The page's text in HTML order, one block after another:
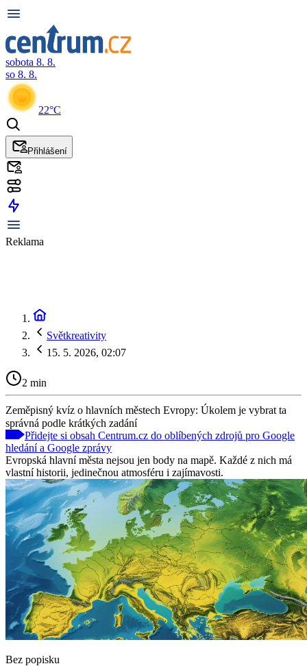
sobota 8. 8.
so 8. 8.
22°C
Přihlášení
Reklama
Světkreativity
15. 5. 2026, 02:07
2 min
Zeměpisný kvíz o hlavních městech Evropy: Úkolem je vybrat ta
správná podle krátkých zadání
Přidejte si obsah Centrum.cz do oblíbených zdrojů pro Google
hledání a Google zprávy
Evropská hlavní města nejsou jen body na mapě. Každé z nich má
vlastní historii, jedinečnou atmosféru i zajímavosti.
Bez popisku